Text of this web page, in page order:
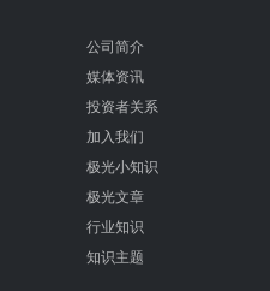
公司简介
媒体资讯
投资者关系
加入我们
极光小知识
极光文章
行业知识
知识主题